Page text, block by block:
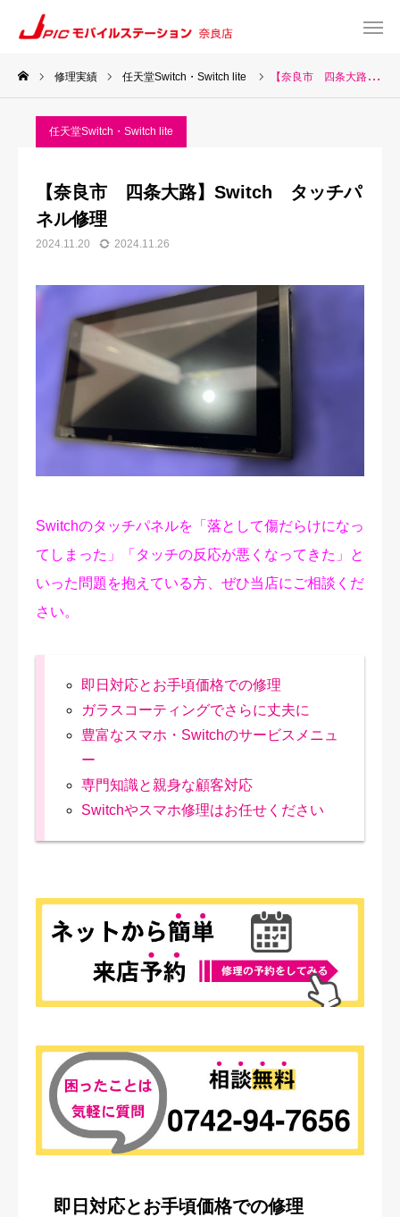
修理実績 任天堂Switch・Switch lite 【奈良市 四条大路】Switch タッチパネル修理
任天堂Switch・Switch lite
【奈良市 四条大路】Switch タッチパ
ネル修理
2024.11.20 2024.11.26
Switchのタッチパネルを「落として傷だらけになっ
てしまった」「タッチの反応が悪くなってきた」と
いった問題を抱えている方、ぜひ当店にご相談くだ
さい。
即日対応とお手頃価格での修理
ガラスコーティングでさらに丈夫に
豊富なスマホ・Switchのサービスメニュ
ー
専門知識と親身な顧客対応
Switchやスマホ修理はお任せください
即日対応とお手頃価格での修理
web予約
about US
お知らせ
修理料金表
修理実績
ご予約・お問合せ
プライバシーポリシー